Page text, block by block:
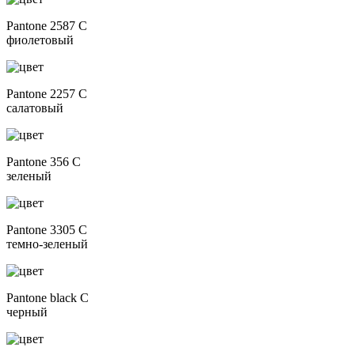
Pantone 2587 C
фиолетовый
Pantone 2257 C
салатовый
Pantone 356 C
зеленый
Pantone 3305 C
темно-зеленый
Pantone black C
черный